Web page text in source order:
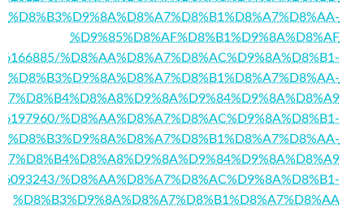
%D8%B3%D9%8A%D8%A7%D8%B1%D8%A7%D8%AA-
%D9%85%D8%AF%D8%B1%D9%8A%D8%AF
%D8%AA%D8%A7%D8%AC%D9%8A%D8%B1-
%D8%B3%D9%8A%D8%A7%D8%B1%D8%A7%D8%AA-
%D8%AA%D8%A7%D8%AC%D9%8A%D8%B1-
%D8%B3%D9%8A%D8%A7%D8%B1%D8%A7%D8%AA-
%D8%AA%D8%A7%D8%AC%D9%8A%D8%B1-
%D8%B3%D9%8A%D8%A7%D8%B1%D8%A7%D8%AA